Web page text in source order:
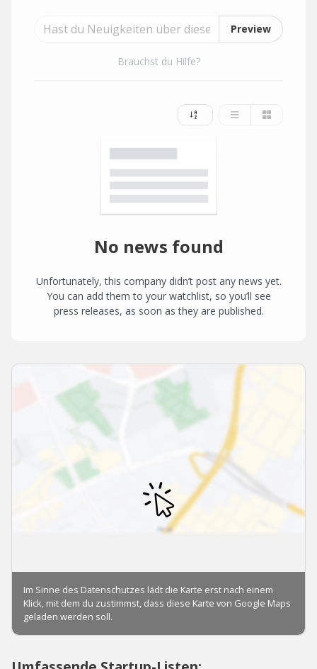
Preview
Brauchst du Hilfe?
No news found
Unfortunately, this company didn’t post any news yet.
You can add them to your watchlist, so you’ll see
press releases, as soon as they are published.